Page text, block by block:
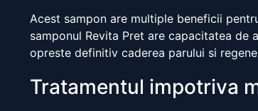
Acest sampon are multiple beneficii
samponul Revita Pret are capacitatea de
opreste definitiv caderea parului si
Tratamentul impotriva